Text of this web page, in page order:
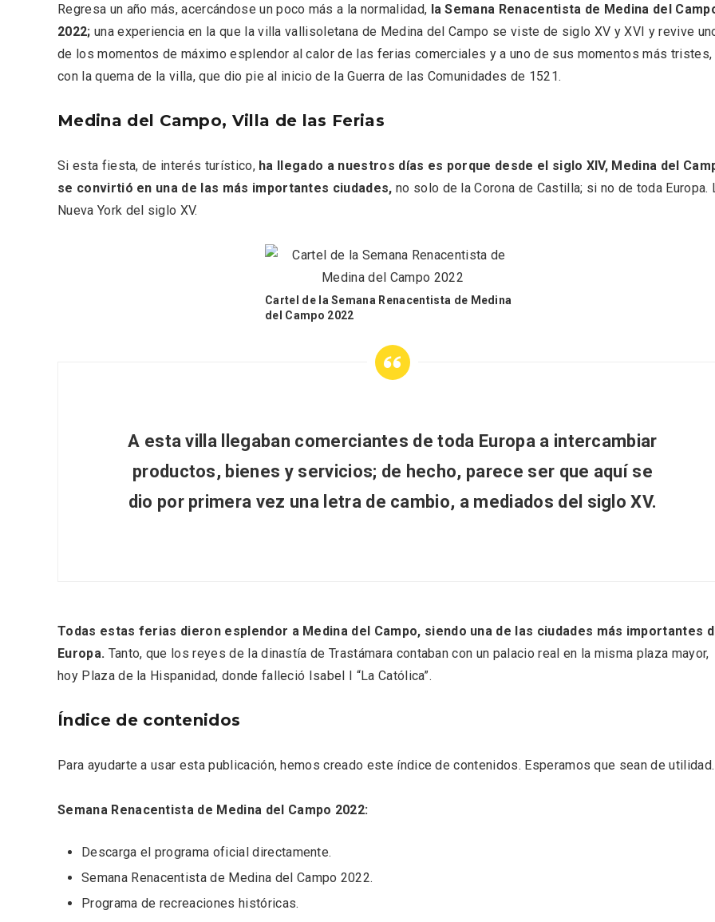
Regresa un año más, acercándose un poco más a la normalidad, la Semana Renacentista de Medina del
2022; una experiencia en la que la villa vallisoletana de Medina del Campo se viste de siglo XV y XVI y revive
de los momentos de máximo esplendor al calor de las ferias comerciales y a uno de sus momentos más tristes,
con la quema de la villa, que dio pie al inicio de la Guerra de las Comunidades de 1521.
Medina del Campo, Villa de las Ferias
Si esta fiesta, de interés turístico, ha llegado a nuestros días es porque desde el siglo XIV, Medina del
se convirtió en una de las más importantes ciudades, no solo de la Corona de Castilla; si no de toda Europa.
Nueva York del siglo XV.
Cartel de la Semana Renacentista de Medina
del Campo 2022
A esta villa llegaban comerciantes de toda Europa a intercambiar
productos, bienes y servicios; de hecho, parece ser que aquí se
dio por primera vez una letra de cambio, a mediados del siglo XV.
Todas estas ferias dieron esplendor a Medina del Campo, siendo una de las ciudades más importantes
Europa. Tanto, que los reyes de la dinastía de Trastámara contaban con un palacio real en la misma plaza mayor,
hoy Plaza de la Hispanidad, donde falleció Isabel I “La Católica”.
Índice de contenidos
Para ayudarte a usar esta publicación, hemos creado este índice de contenidos. Esperamos que sean de utilidad.
Semana Renacentista de Medina del Campo 2022:
Descarga el programa oficial directamente.
Semana Renacentista de Medina del Campo 2022.
Programa de recreaciones históricas.
Sepúlveda y Feria de
Artesanía
para el vermouth de
Valladolid
de la Sierra de
en su vertiente
El Cronicón de Oña sale a la
Conciertos gratuitos del
coro Wetherby Preparatory
School en Ávila y Salamanca
2026 en Serrada
recurso turístico de la Ruta
del Vino de Rueda
Narración Oral,
Tierra y Voz